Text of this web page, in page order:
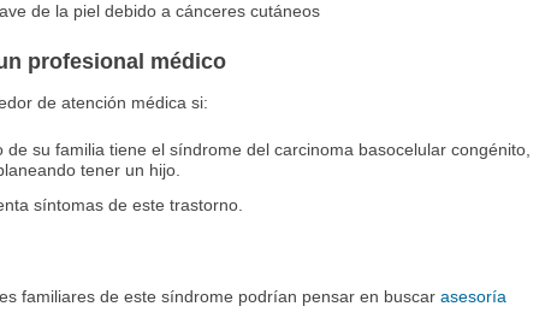
de la piel debido a cánceres cutáneos
profesional médico
de atención médica si:
de su familia tiene el síndrome del carcinoma basocelular congénito,
tener un hijo.
síntomas de este trastorno.
familiares de este síndrome podrían pensar en buscar asesoría